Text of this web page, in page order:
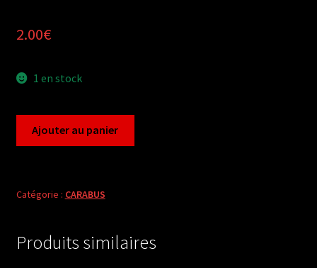
2.00€
1 en stock
nemoralis
A1)
Ajouter au panier
Catégorie : CARABUS
Produits similaires